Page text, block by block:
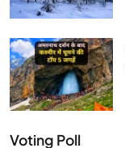
Voting Poll